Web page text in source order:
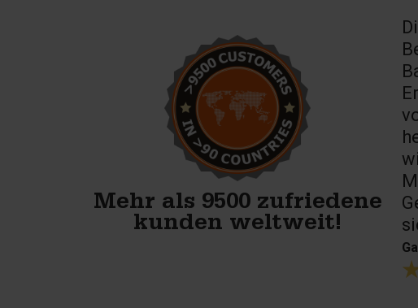
Mehr als 9500 zufriedene
kunden weltweit!
Produktion von
Betonblöcken. Mit den
Formen von Betonblock sind
wir bestens vorbereitet.
Anton Koelma